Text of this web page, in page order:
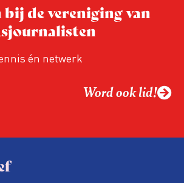
bij de vereniging van
én netwerk
Word ook lid!